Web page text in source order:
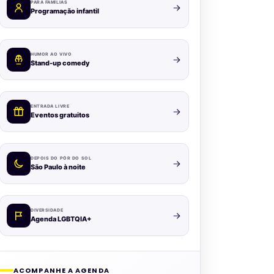
PARA FAMÍLIAS
Programação infantil
HUMOR AO VIVO
Stand-up comedy
ENTRADA LIVRE
Eventos gratuitos
DEPOIS DO PÔR DO SOL
São Paulo à noite
DIVERSIDADE
Agenda LGBTQIA+
ACOMPANHE A AGENDA